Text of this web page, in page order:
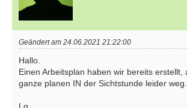
Geändert am 24.06.2021 21:22:00
Hallo.
Einen Arbeitsplan haben wir bereits erstellt,
ganze planen IN der Sichtstunde leider weg.
Lg